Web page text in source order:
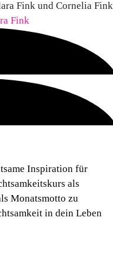
Fink
Inspiration für
als
Monatsmotto zu
in dein Leben